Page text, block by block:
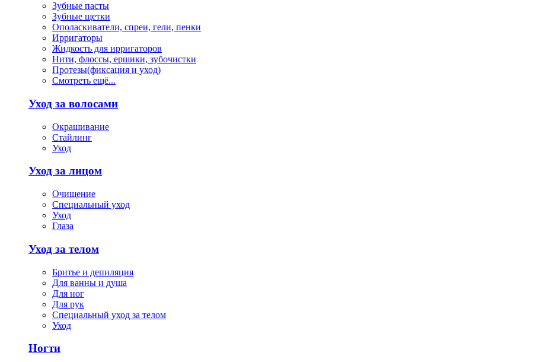
Зубные пасты
Зубные щетки
Ополаскиватели, спреи, гели, пенки
Ирригаторы
Жидкость для ирригаторов
Нити, флоссы, ершики, зубочистки
Протезы(фиксация и уход)
Смотреть ещё...
Уход за волосами
Окрашивание
Стайлинг
Уход
Уход за лицом
Очищение
Специальный уход
Уход
Глаза
Уход за телом
Бритье и депиляция
Для ванны и душа
Для ног
Для рук
Специальный уход за телом
Уход
Ногти